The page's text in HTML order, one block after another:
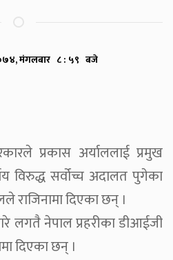
मंगलबार ८ : ५९ बजे
प्रकास अर्याललाई प्रमुख
विरुद्ध सर्वोच्च अदालत पुगेका
दिएका छन् ।
लगतै नेपाल प्रहरीका डीआईजी
दिएका छन् ।